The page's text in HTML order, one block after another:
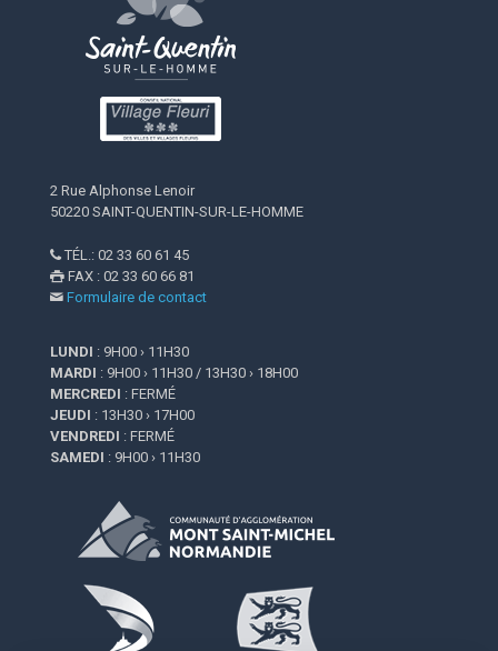
2 Rue Alphonse Lenoir
50220 SAINT-QUENTIN-SUR-LE-HOMME
 TÉL.: 02 33 60 61 45
 FAX : 02 33 60 66 81
 Formulaire de contact
LUNDI : 9H00 › 11H30
MARDI : 9H00 › 11H30 / 13H30 › 18H00
MERCREDI : FERMÉ
JEUDI : 13H30 › 17H00
VENDREDI : FERMÉ
SAMEDI : 9H00 › 11H30